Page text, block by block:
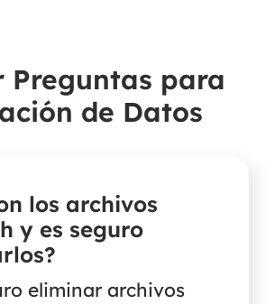
Preguntas para
de Datos
los archivos
y es seguro
eliminar archivos